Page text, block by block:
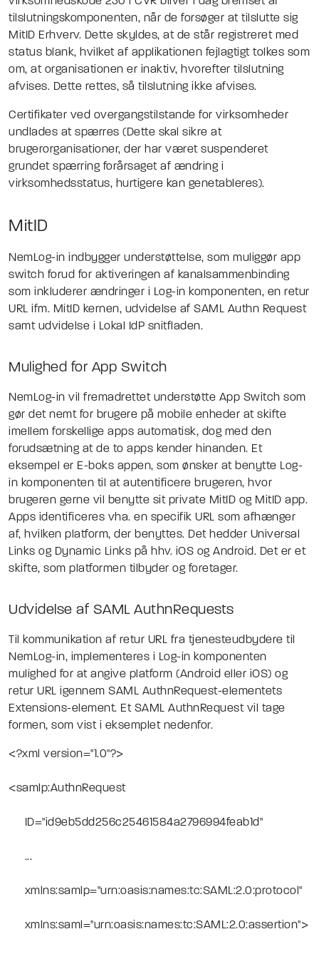
tilslutningskomponenten, når de forsøger at tilslutte sig
MitID Erhverv. Dette skyldes, at de står registreret med
status blank, hvilket af applikationen fejlagtigt tolkes som
om, at organisationen er inaktiv, hvorefter tilslutning
afvises. Dette rettes, så tilslutning ikke afvises.
Certifikater ved overgangstilstande for virksomheder
undlades at spærres (Dette skal sikre at
brugerorganisationer, der har været suspenderet
grundet spærring forårsaget af ændring i
virksomhedsstatus, hurtigere kan genetableres).
MitID
NemLog-in indbygger understøttelse, som muliggør app
switch forud for aktiveringen af kanalsammenbinding
som inkluderer ændringer i Log-in komponenten, en retur
URL ifm. MitID kernen, udvidelse af SAML Authn Request
samt udvidelse i Lokal IdP snitfladen.
Mulighed for App Switch
NemLog-in vil fremadrettet understøtte App Switch som
gør det nemt for brugere på mobile enheder at skifte
imellem forskellige apps automatisk, dog med den
forudsætning at de to apps kender hinanden. Et
eksempel er E-boks appen, som ønsker at benytte Log-
in komponenten til at autentificere brugeren, hvor
brugeren gerne vil benytte sit private MitID og MitID app.
Apps identificeres vha. en specifik URL som afhænger
af, hvilken platform, der benyttes. Det hedder Universal
Links og Dynamic Links på hhv. iOS og Android. Det er et
skifte, som platformen tilbyder og foretager.
Udvidelse af SAML AuthnRequests
Til kommunikation af retur URL fra tjenesteudbydere til
NemLog-in, implementeres i Log-in komponenten
mulighed for at angive platform (Android eller iOS) og
retur URL igennem SAML AuthnRequest-elementets
Extensions-element. Et SAML AuthnRequest vil tage
formen, som vist i eksemplet nedenfor.
<?xml version="1.0"?>
<samlp:AuthnRequest
ID="id9eb5dd256c25461584a2796994feab1d"
...
xmlns:samlp="urn:oasis:names:tc:SAML:2.0:protocol"
xmlns:saml="urn:oasis:names:tc:SAML:2.0:assertion">